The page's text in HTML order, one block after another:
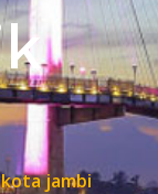
jambi